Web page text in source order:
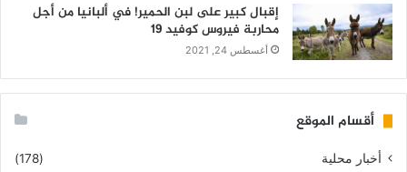
إقبال كبير على لبن الحمير! في ألبانيا من أجل
محاربة فيروس كوفيد 19
أغسطس 24, 2021
أقسام الموقع
أخبار محلية
(178)